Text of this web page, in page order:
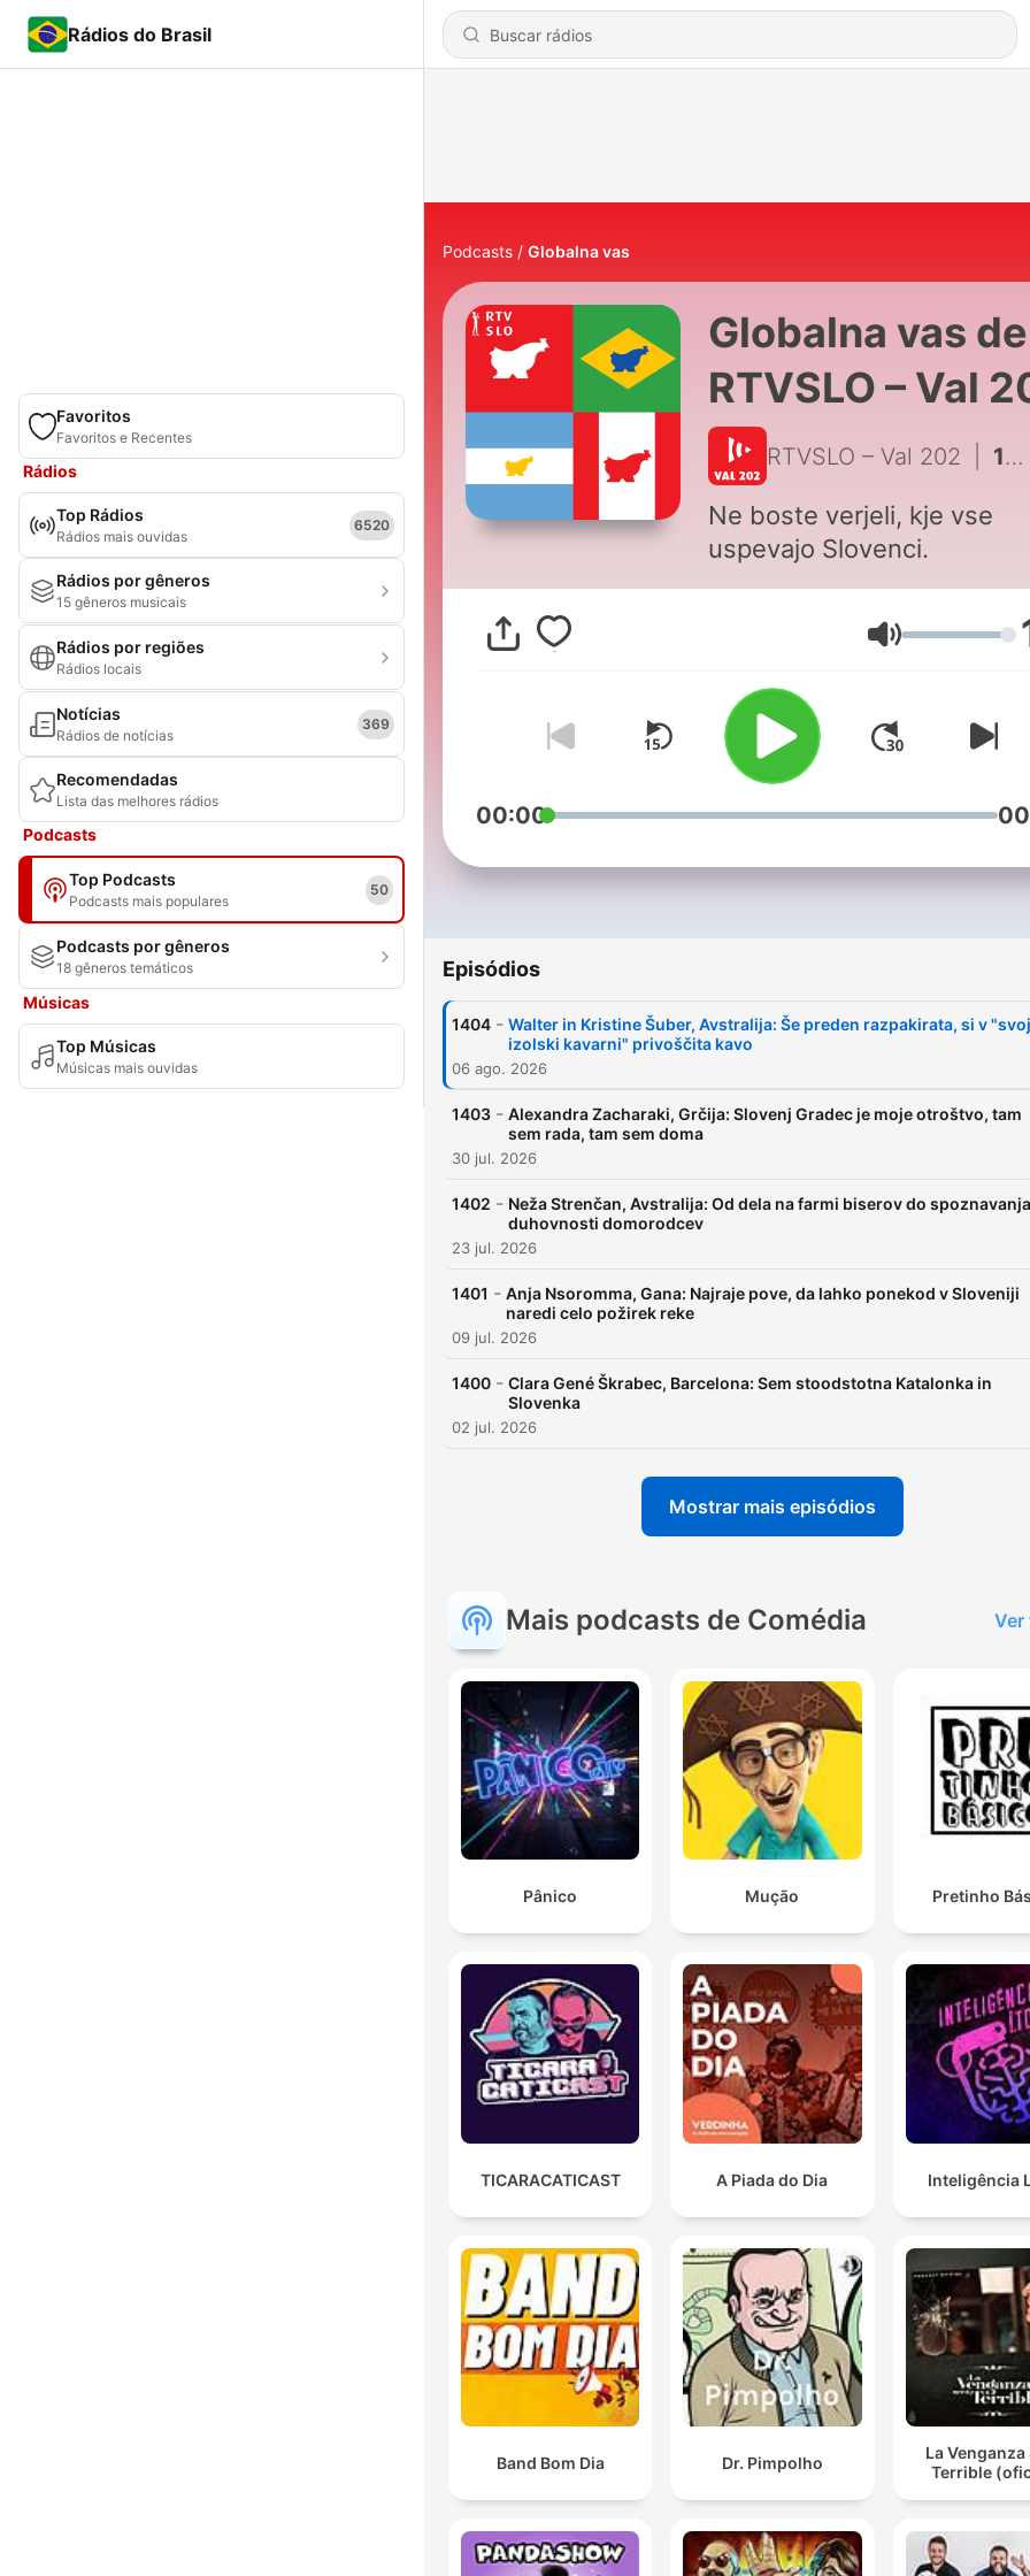
Rádios do Brasil
Favoritos
Favoritos e Recentes
Rádios
Top Rádios
Rádios mais ouvidas
6520
Rádios por gêneros
15 gêneros musicais
Rádios por regiões
Rádios locais
Notícias
Rádios de notícias
369
Recomendadas
Lista das melhores rádios
Podcasts
Top Podcasts
Podcasts mais populares
50
Podcasts por gêneros
18 gêneros temáticos
Músicas
Top Músicas
Músicas mais ouvidas
Podcasts Globalna vas
Globalna vas de
RTVSLO – Val
RTVSLO – Val 202 1404 - Walter in Kristine Šuber, Avstralija: Še preden razpakirata, si v "svoji izolski kavarni" privoščita kavo
Ne boste verjeli, kje vse
uspevajo Slovenci.
Volume
00:00
Episódios
1404 - Walter in Kristine Šuber, Avstralija: Še preden razpakirata, si v
izolski kavarni" privoščita kavo
06 ago. 2026
1403 - Alexandra Zacharaki, Grčija: Slovenj Gradec je moje otroštvo, tam
sem rada, tam sem doma
30 jul. 2026
1402 - Neža Strenčan, Avstralija: Od dela na farmi biserov do spoznavanja
duhovnosti domorodcev
23 jul. 2026
1401 - Anja Nsoromma, Gana: Najraje pove, da lahko ponekod v Sloveniji
naredi celo požirek reke
09 jul. 2026
1400 - Clara Gené Škrabec, Barcelona: Sem stoodstotna Katalonka in
Slovenka
02 jul. 2026
Mostrar mais episódios
Mais podcasts de Comédia Ver
Pânico Mução Pretinho
TICARACATICAST A Piada do Dia Inteligência
Band Bom Dia Dr. Pimpolho
La Venganza
Terrible